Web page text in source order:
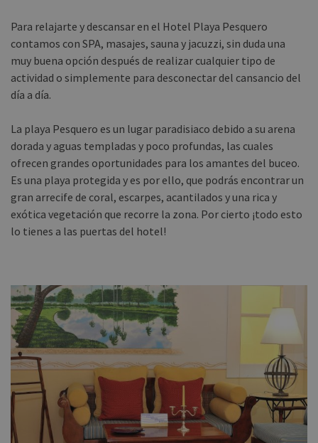
Para relajarte y descansar en el Hotel Playa Pesquero
contamos con SPA, masajes, sauna y jacuzzi, sin duda una
muy buena opción después de realizar cualquier tipo de
actividad o simplemente para desconectar del cansancio del
día a día.
La playa Pesquero es un lugar paradisiaco debido a su arena
dorada y aguas templadas y poco profundas, las cuales
ofrecen grandes oportunidades para los amantes del buceo.
Es una playa protegida y es por ello, que podrás encontrar un
gran arrecife de coral, escarpes, acantilados y una rica y
exótica vegetación que recorre la zona. Por cierto ¡todo esto
lo tienes a las puertas del hotel!